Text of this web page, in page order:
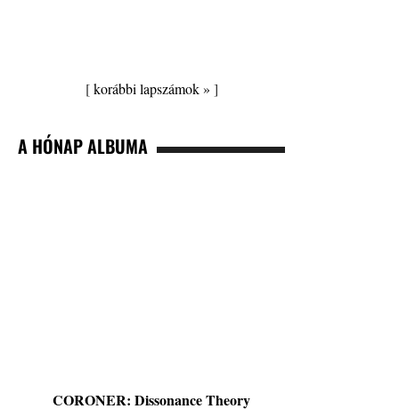
[korábbi lapszámok » ]
A HÓNAP ALBUMA
CORONER: Dissonance Theory